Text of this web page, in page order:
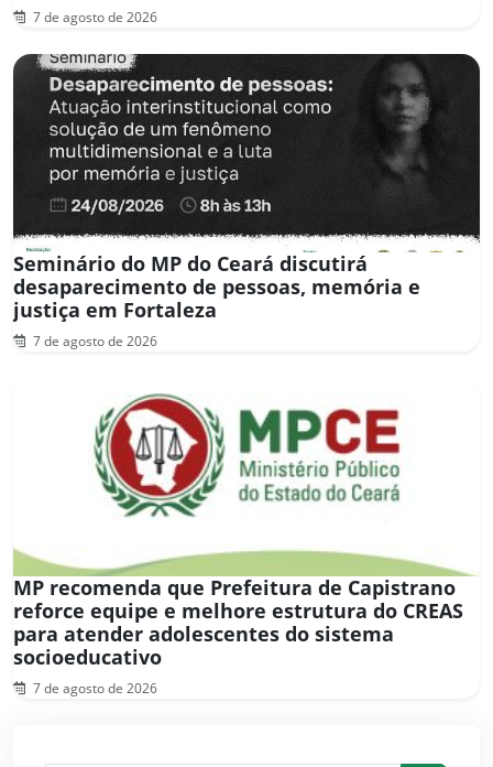
7 de agosto de 2026
Seminário do MP do Ceará discutirá
desaparecimento de pessoas, memória e
justiça em Fortaleza
7 de agosto de 2026
MP recomenda que Prefeitura de Capistrano
reforce equipe e melhore estrutura do CREAS
para atender adolescentes do sistema
socioeducativo
7 de agosto de 2026